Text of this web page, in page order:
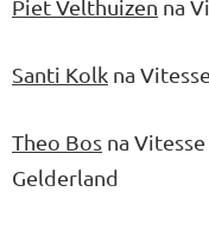
Piet Velthuizen na
Santi Kolk na
Theo Bos na
Gelderland